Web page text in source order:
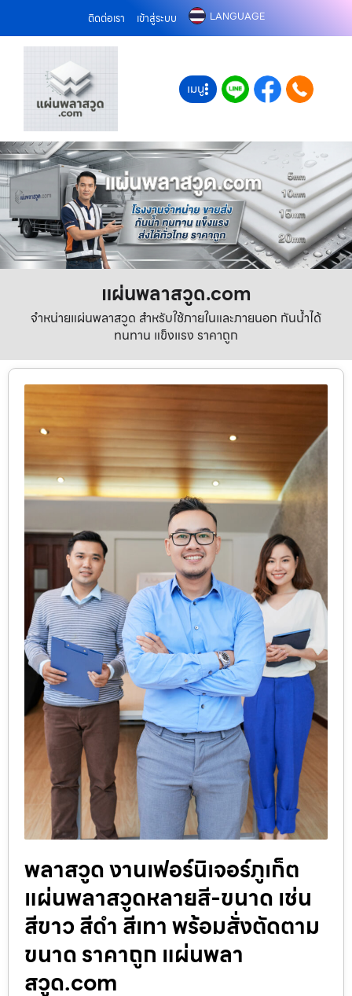
ติดต่อเรา เข้าสู่ระบบ LANGUAGE
เมนู
แผ่นพลาสวูด.com
จำหน่ายแผ่นพลาสวูด สำหรับใช้ภายในและภายนอก กันน้ำได้
ทนทาน แข็งแรง ราคาถูก
พลาสวูด งานเฟอร์นิเจอร์ภูเก็ต
แผ่นพลาสวูดหลายสี-ขนาด เช่น
สีขาว สีดำ สีเทา พร้อมสั่งตัดตาม
ขนาด ราคาถูก แผ่นพลา
สวูด.com